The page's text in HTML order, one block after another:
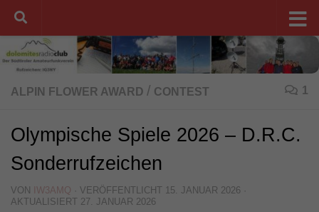
Unter dem Inhalt
ALPIN FLOWER AWARD / CONTEST 1
Olympische Spiele 2026 – D.R.C.
Sonderrufzeichen
VON IW3AMQ · VERÖFFENTLICHT 15. JANUAR 2026 ·
AKTUALISIERT 27. JANUAR 2026